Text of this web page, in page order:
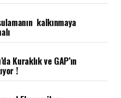
kalkınmaya
Kuraklık ve GAP’ın
!